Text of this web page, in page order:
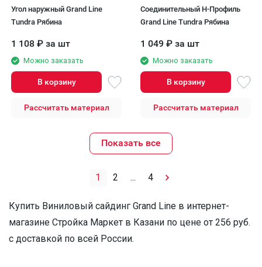
Угол наружный Grand Line
Tundra Рябина
1 108 ₽ за шт
Можно заказать
В корзину
Рассчитать материал
Соединительный H-Профиль
Grand Line Tundra Рябина
1 049 ₽ за шт
Можно заказать
В корзину
Рассчитать материал
Показать все
1 2 ... 4
Купить Виниловый сайдинг Grand Line в интернет-
магазине Стройка Маркет в Казани по цене от 256 руб.
с доставкой по всей России.